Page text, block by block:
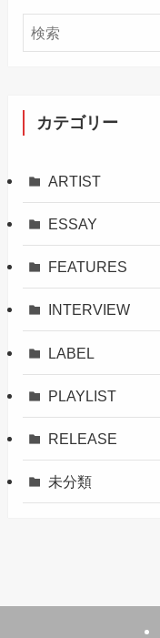
カテゴリー
ARTIST
ESSAY
FEATURES
INTERVIEW
LABEL
PLAYLIST
RELEASE
未分類